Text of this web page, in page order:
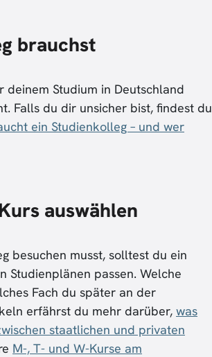
brauchst
deinem Studium in Deutschland
Falls du dir unsicher bist, findest du
ein Studienkolleg – und wer
auswählen
besuchen musst, solltest du ein
Studienplänen passen. Welche
Fach du später an der
erfährst du mehr darüber, was
staatlichen und privaten
M-, T- und W-Kurse am